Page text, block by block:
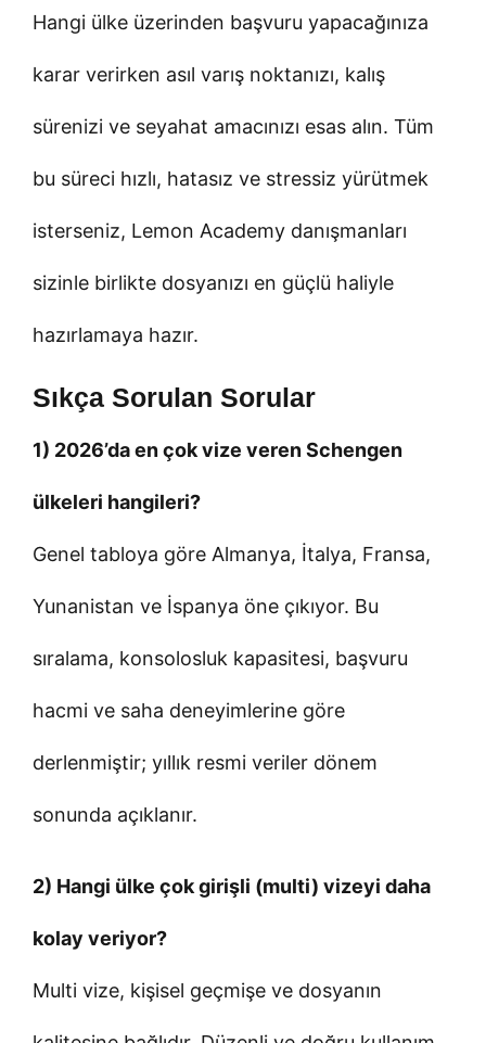
Hangi ülke üzerinden başvuru yapacağınıza
karar verirken asıl varış noktanızı, kalış
sürenizi ve seyahat amacınızı esas alın. Tüm
bu süreci hızlı, hatasız ve stressiz yürütmek
isterseniz, Lemon Academy danışmanları
sizinle birlikte dosyanızı en güçlü haliyle
hazırlamaya hazır.
Sıkça Sorulan Sorular
1) 2026’da en çok vize veren Schengen
ülkeleri hangileri?
Genel tabloya göre Almanya, İtalya, Fransa,
Yunanistan ve İspanya öne çıkıyor. Bu
sıralama, konsolosluk kapasitesi, başvuru
hacmi ve saha deneyimlerine göre
derlenmiştir; yıllık resmi veriler dönem
sonunda açıklanır.
2) Hangi ülke çok girişli (multi) vizeyi daha
kolay veriyor?
Multi vize, kişisel geçmişe ve dosyanın